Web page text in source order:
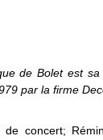
de Bolet est
par la firme
concert;